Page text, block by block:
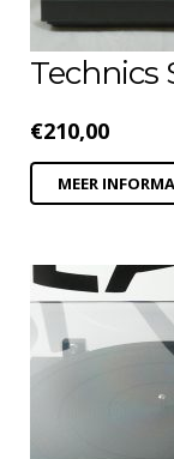
Technics
€210,00
MEER